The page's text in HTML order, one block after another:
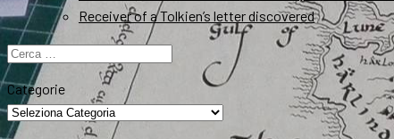
Receiver of a Tolkien’s letter discovered
Ricerca
per:
Categorie